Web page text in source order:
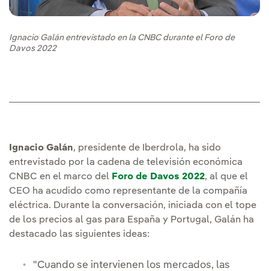
Ignacio Galán entrevistado en la CNBC durante el Foro de
Davos 2022
Ignacio Galán, presidente de Iberdrola, ha sido
entrevistado por la cadena de televisión económica
CNBC en el marco del Foro de Davos 2022, al que el
CEO ha acudido como representante de la compañía
eléctrica. Durante la conversación, iniciada con el tope
de los precios al gas para España y Portugal, Galán ha
destacado las siguientes ideas:
"Cuando se intervienen los mercados, las